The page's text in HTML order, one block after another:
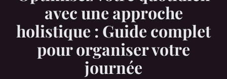
avec une approche
holistique : Guide complet
pour organiser votre
journée